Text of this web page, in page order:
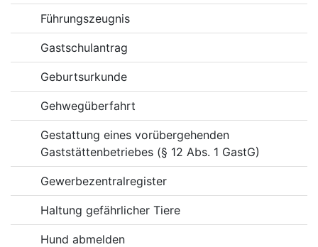
Führungszeugnis
Gastschulantrag
Geburtsurkunde
Gehwegüberfahrt
Gestattung eines vorübergehenden
Gaststättenbetriebes (§ 12 Abs. 1 GastG)
Gewerbezentralregister
Haltung gefährlicher Tiere
Hund abmelden